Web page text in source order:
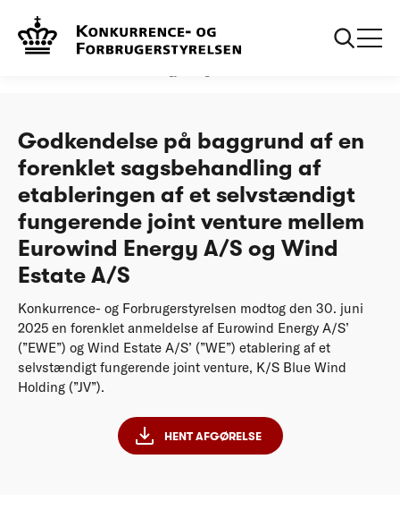
Afgørelser
sagsbehandling af etableringen af et selvstændigt
fungerende joint venture mellem Eurowind
Godkendelse på baggrund af en
forenklet sagsbehandling af
etableringen af et selvstændigt
fungerende joint venture mellem
Eurowind Energy A/S og Wind
Estate A/S
Konkurrence- og Forbrugerstyrelsen modtog den 30. juni
2025 en forenklet anmeldelse af Eurowind Energy A/S’
(”EWE”) og Wind Estate A/S’ (”WE”) etablering af et
selvstændigt fungerende joint venture, K/S Blue Wind
Holding (”JV”).
HENT AFGØRELSE